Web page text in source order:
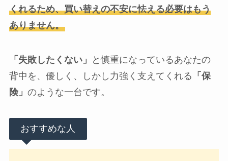
くれるため、買い替えの不安に怯える必要はもう
ありません。
「失敗したくない」
と慎重になっているあなたの
背中を、優しく、しかし力強く支えてくれる 「保
険」 のような一台です。
おすすめな人